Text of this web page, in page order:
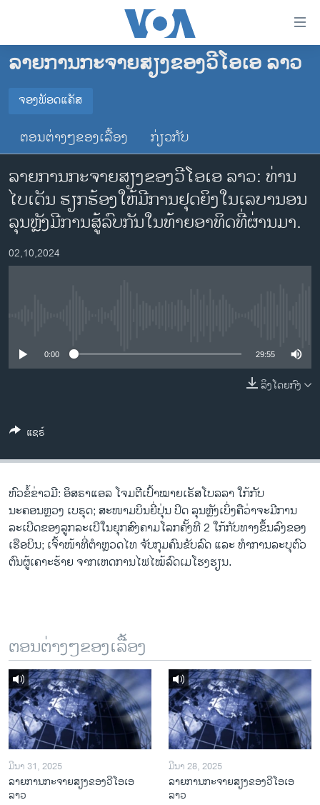
ເຂົ້າ
ຂ້າມ
ໄປ
ຊອກ
ຄົ້ນ
ໂຮມເພຈ
ລາວ
ອາເມຣິກາ
ການເລືອກຕັ້ງ ປະທານາທີບໍດີ ສະຫະລັດ 2024
ຂ່າວ​ຈີນ
ໂລກ
ເອເຊຍ
ອິດສະຫຼະພາບດ້ານການຂ່າວ
ທຸລະກິດ
ສຽງ
ລາຍການກະຈາຍສຽງ
ລາຍງານ
ພາສາຕ່າງໆ
ລາຍການກະຈາຍສຽງຂອງວີໂອເອ ລາວ
ຈອງພັອດແຄັສ
ຈອງພັອດແຄັສ
YouTube
ຕອນຕ່າງໆຂອງເລື້ອງ ກ່ຽວກັບ
ລາຍການກະຈາຍສຽງຂອງວີໂອເອ ລາວ: ທ່ານ
ໄບເດັນ ຮຽກຮ້ອງໃຫ້ມີການຢຸດຍິງໃນເລບານອນ
ລຸນຫຼັງມີການສູ້ລົບກັນໃນທ້າຍອາທິດທີ່ຜ່ານມາ.
02,10,2024
0:00 29:55
ລິງໂດຍກົງ
ແຊຣ໌
ຫົວຂໍ້ຂ່າວມີ: ອິສຣາແອລ ໂຈມຕີເປົ້າໝາຍເຮັສໂບລລາ ໃກ້ກັບ
ນະຄອນຫຼວງ ເບຣຸດ; ສະໜາມບິນຍີ່ປຸ່ນ ປິດ ລຸນຫຼັງເບິ່ງຄືວ່າຈະມີການ
ລະເບີດຂອງລູກລະເບີໃນຍຸກສົງຄາມໂລກຄັ້ງທີ 2 ໃກ້ກັບທາງຂຶ້ນລົງຂອງ
ເຮືອບິນ; ເຈົ້າໜ້າທີ່ຕໍາຫຼວດໄທ ຈັບກຸມຄົນຂັບລົດ ແລະ ທຳການລະບຸຕົວ
ຕົນຜູ້ເຄາະຮ້າຍ ຈາກເຫດການໄຟໄໝ້ລົດເມໂຮງຮຽນ.
ຕອນຕ່າງໆຂອງເລື້ອງ
ມີນາ 31, 2025
ລາຍການກະຈາຍສຽງຂອງວີໂອເອ
ລາວ
ມີນາ 28, 2025
ລາຍການກະຈາຍສຽງຂອງວີໂອເອ
ລາວ